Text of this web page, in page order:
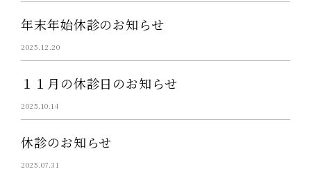
年末年始休診のお知らせ
2025.12.20
１１月の休診日のお知らせ
2025.10.14
休診のお知らせ
2025.07.31